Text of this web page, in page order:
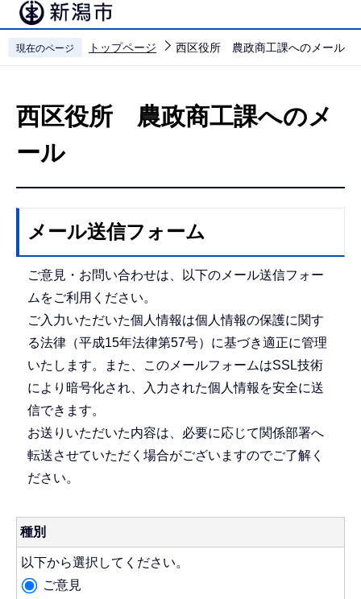
の
現在のページ トップページ 西区役所 農政商工課へのメール
西区役所 農政商工課へのメ
ール
メール送信フォーム
ご意見・お問い合わせは、以下のメール送信フォー
ムをご利用ください。
ご入力いただいた個人情報は個人情報の保護に関す
る法律（平成15年法律第57号）に基づき適正に管理
いたします。また、このメールフォームはSSL技術
により暗号化され、入力された個人情報を安全に送
信できます。
お送りいただいた内容は、必要に応じて関係部署へ
転送させていただく場合がございますのでご了解く
ださい。
種別
以下から選択してください。
ご意見